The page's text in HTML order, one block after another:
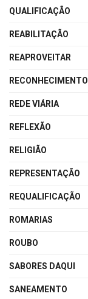
QUALIFICAÇÃO
REABILITAÇÃO
REAPROVEITAR
RECONHECIMENTO
REDE VIÁRIA
REFLEXÃO
RELIGIÃO
REPRESENTAÇÃO
REQUALIFICAÇÃO
ROMARIAS
ROUBO
SABORES DAQUI
SANEAMENTO